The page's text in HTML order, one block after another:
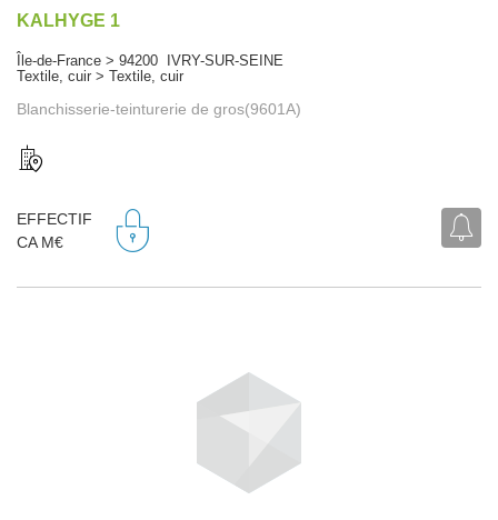
KALHYGE 1
Île-de-France > 94200 IVRY-SUR-SEINE
Textile, cuir > Textile, cuir
Blanchisserie-teinturerie de gros(9601A)
EFFECTIF
CA M€